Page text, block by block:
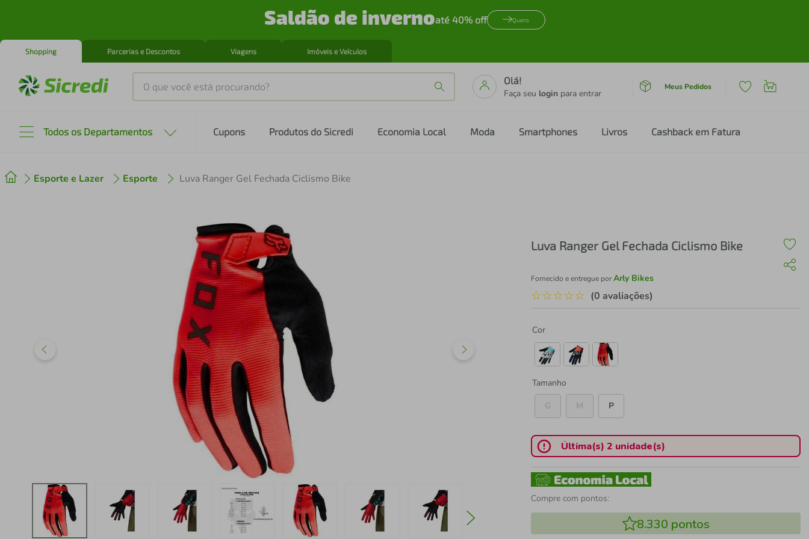
Saldão de invernoaté 40% off Quero
Shopping Parcerias e Descontos Viagens Imóveis e Veículos
O que você está procurando?
Olá!
Faça seu login para entrar
Meus Pedidos
Todos os Departamentos Cupons Produtos do Sicredi Economia Local Moda Smartphones Livros Cashback em Fatura
Esporte e Lazer Esporte Luva Ranger Gel Fechada Ciclismo Bike
Luva Ranger Gel Fechada Ciclismo Bike
Fornecido e entregue porArly Bikes
☆☆☆☆☆ (0 avaliações)
Cor
Tamanho
G
M P
Última(s) 2 unidade(s)
Compre com pontos:
8.330 pontos
2 º cafeteira